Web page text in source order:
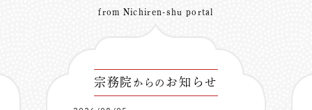
from Nichiren-shu portal
宗務院 からの お知らせ